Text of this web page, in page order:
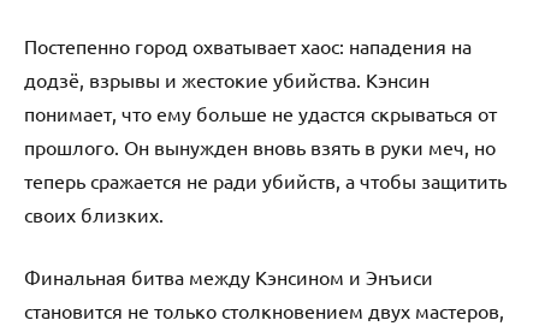
Постепенно город охватывает хаос: нападения на
додзё, взрывы и жестокие убийства. Кэнсин
понимает, что ему больше не удастся скрываться от
прошлого. Он вынужден вновь взять в руки меч, но
теперь сражается не ради убийств, а чтобы защитить
своих близких.
Финальная битва между Кэнсином и Энъиси
становится не только столкновением двух мастеров,